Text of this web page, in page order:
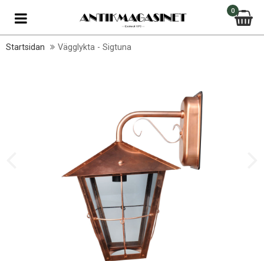
0
Startsidan Vägglykta - Sigtuna